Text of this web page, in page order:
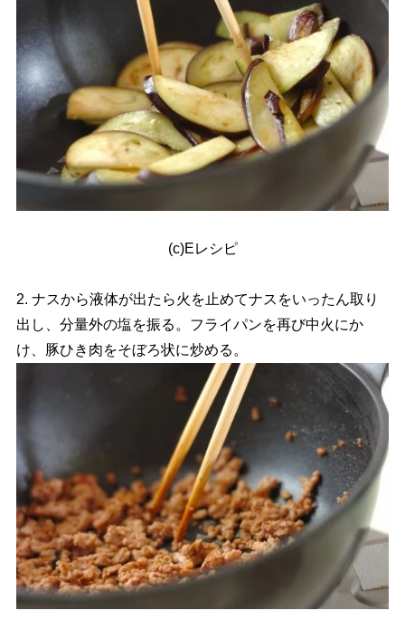
(c)Eレシピ
2. ナスから液体が出たら火を止めてナスをいったん取り
出し、分量外の塩を振る。フライパンを再び中火にか
け、豚ひき肉をそぼろ状に炒める。